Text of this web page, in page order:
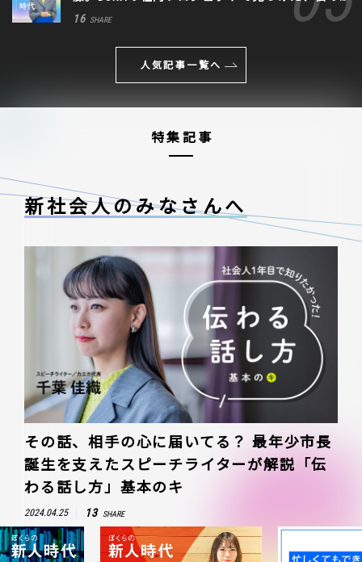
生きる道
16 SHARE
人気記事一覧へ
特集記事
新社会人のみなさんへ
その話、相手の心に届いてる？ 最年少市長
誕生を支えたスピーチライターが解説「伝
わる話し方」基本のキ
2024.04.25 13 SHARE